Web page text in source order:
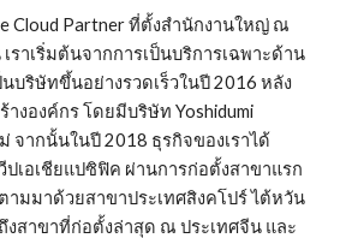
Cloud Partner ที่ตั้งสำนักงานใหญ่ ณ
ราเริ่มต้นจากการเป็นบริการเฉพาะด้าน
บริษัทขึ้นอย่างรวดเร็วในปี 2016 หลัง
งองค์กร โดยมีบริษัท Yoshidumi
จากนั้นในปี 2018 ธุรกิจของเราได้
เอเชียแปซิฟิค ผ่านการก่อตั้งสาขาแรก
ามมาด้วยสาขาประเทศสิงคโปร์ ไต้หวัน
งสาขาที่ก่อตั้งล่าสุด ณ ประเทศจีน และ